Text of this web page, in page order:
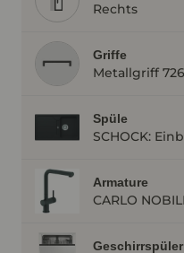
Rechts
Griffe
Spüle
Armature
Geschirrspüler